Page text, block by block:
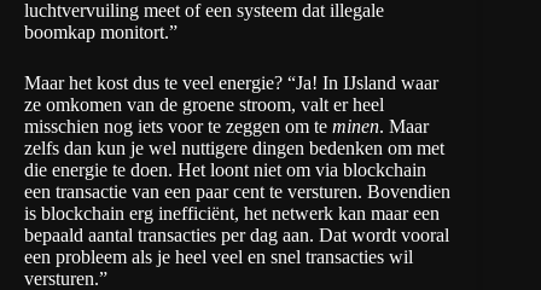
luchtvervuiling meet of een systeem dat illegale
boomkap monitort.”
Maar het kost dus te veel energie? “Ja! In IJsland waar
ze omkomen van de groene stroom, valt er heel
misschien nog iets voor te zeggen om te minen. Maar
zelfs dan kun je wel nuttigere dingen bedenken om met
die energie te doen. Het loont niet om via blockchain
een transactie van een paar cent te versturen. Bovendien
is blockchain erg inefficiënt, het netwerk kan maar een
bepaald aantal transacties per dag aan. Dat wordt vooral
een probleem als je heel veel en snel transacties wil
versturen.”